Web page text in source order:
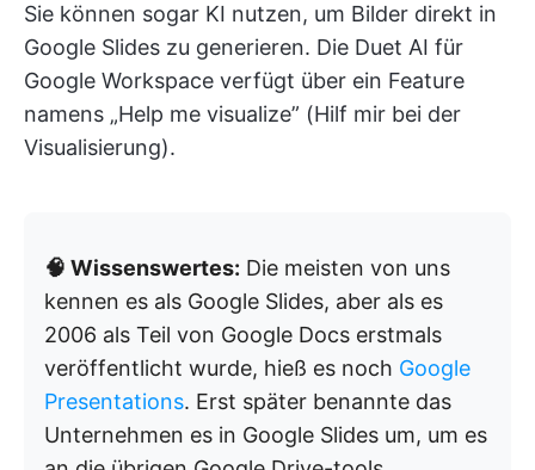
Sie können sogar KI nutzen, um Bilder direkt in
Google Slides zu generieren. Die Duet AI für
Google Workspace verfügt über ein Feature
namens „Help me visualize” (Hilf mir bei der
Visualisierung).
🧠 Wissenswertes: Die meisten von uns
kennen es als Google Slides, aber als es
2006 als Teil von Google Docs erstmals
veröffentlicht wurde, hieß es noch Google
Presentations. Erst später benannte das
Unternehmen es in Google Slides um, um es